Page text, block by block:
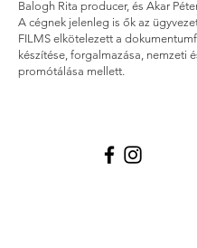
Balogh Rita producer, és Akar
A cégnek jelenleg is ők az
FILMS elkötelezett a
készítése, forgalmazása, nemzeti
promótálása mellett.